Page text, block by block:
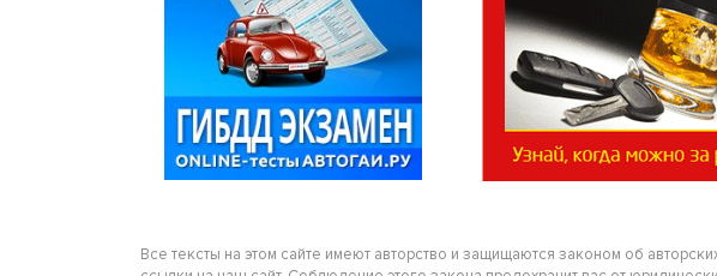
Все тексты на этом сайте имеют авторство и защищаются законом об